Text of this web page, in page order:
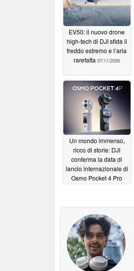
EV50: il nuovo drone
high-tech di DJI sfida il
freddo estremo e l’aria
rarefatta 07/11/2026
Un mondo immenso,
ricco di storie: DJI
conferma la data di
lancio internazionale di
Osmo Pocket 4 Pro